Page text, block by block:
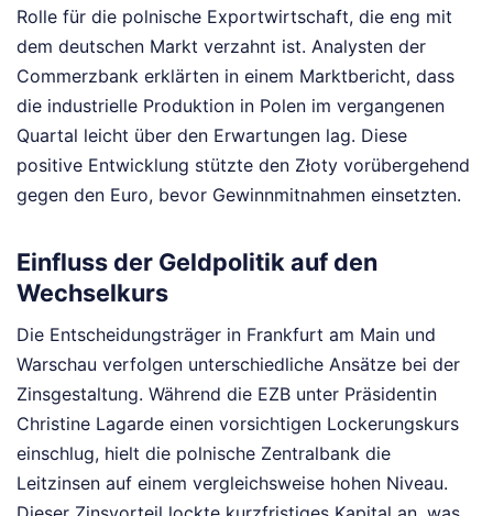
Rolle für die polnische Exportwirtschaft, die eng mit
dem deutschen Markt verzahnt ist. Analysten der
Commerzbank erklärten in einem Marktbericht, dass
die industrielle Produktion in Polen im vergangenen
Quartal leicht über den Erwartungen lag. Diese
positive Entwicklung stützte den Złoty vorübergehend
gegen den Euro, bevor Gewinnmitnahmen einsetzten.
Einfluss der Geldpolitik auf den
Wechselkurs
Die Entscheidungsträger in Frankfurt am Main und
Warschau verfolgen unterschiedliche Ansätze bei der
Zinsgestaltung. Während die EZB unter Präsidentin
Christine Lagarde einen vorsichtigen Lockerungskurs
einschlug, hielt die polnische Zentralbank die
Leitzinsen auf einem vergleichsweise hohen Niveau.